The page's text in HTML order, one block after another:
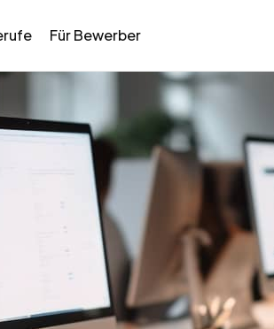
Für Bewerber